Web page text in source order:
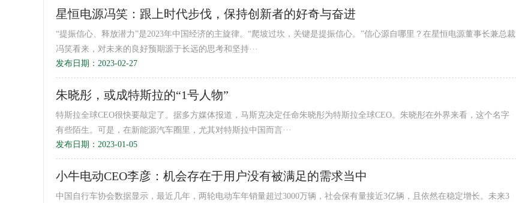
星恒电源冯笑：跟上时代步伐，保持创新者的好奇与奋进
“提振信心、释放潜力”是2023年中国经济的主旋律。“爬坡过坎，关键是提振信心。”信心源自哪里？在星恒电源董事长兼总裁
冯笑看来，对未来的良好预期源于长远的思考和坚持···
发布日期：2023-02-27
朱晓彤，或成特斯拉的“1号人物”
特斯拉全球CEO很快要敲定了。据多方媒体报道，马斯克决定任命朱晓彤为特斯拉全球CEO。朱晓彤在外界来看，这个名字
有些陌生。可是，在新能源汽车圈里，尤其对特斯拉中国而言···
发布日期：2023-01-05
小牛电动CEO李彦：机会存在于用户没有被满足的需求当中
中国自行车协会数据显示，最近几年，两轮电动车年销量超过3000万辆，社会保有量接近3亿辆，且依然在稳定增长。未来3